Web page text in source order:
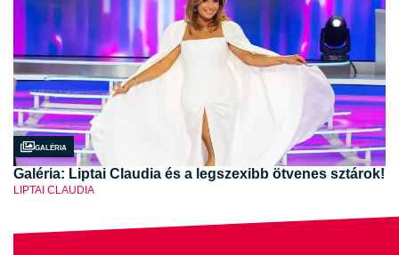
Galéria
Galéria: Liptai Claudia és a legszexibb ötvenes sztárok!
LIPTAI CLAUDIA